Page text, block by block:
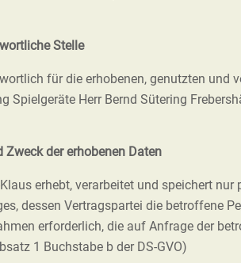
Stelle
für die erhobenen, genutzten und
Spielgeräte Herr Bernd Sütering
Zweck der erhobenen Daten
erhebt, verarbeitet und speichert
dessen Vertragspartei die betroffene
erforderlich, die auf Anfrage der
1 Buchstabe b der DS-GVO)